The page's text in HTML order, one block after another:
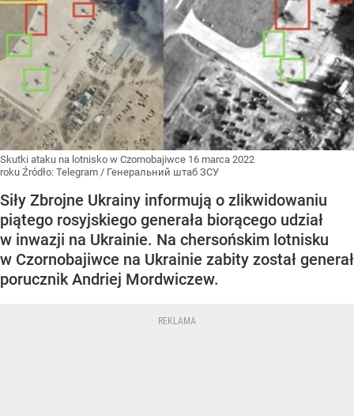
Skutki ataku na lotnisko w Czornobajiwce 16 marca 2022
roku Źródło: Telegram / Генеральний штаб ЗСУ
Siły Zbrojne Ukrainy informują o zlikwidowaniu
piątego rosyjskiego generała biorącego udział
w inwazji na Ukrainie. Na chersońskim lotnisku
w Czornobajiwce na Ukrainie zabity został generał
porucznik Andriej Mordwiczew.